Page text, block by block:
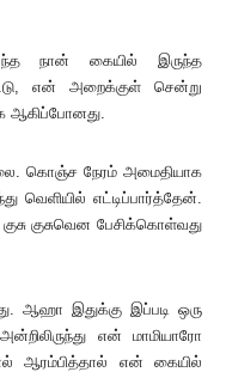
நான் கையில் இருந்த
என் அறைக்குள் சென்று
ஆகிப்போனது.
கொஞ்ச நேரம் அமைதியாக
வெளியில் எட்டிப்பார்த்தேன்.
குசுவென பேசிக்கொள்வது
ஆஹா இதுக்கு இப்படி ஒரு
என் மாமியாரோ
ஆரம்பித்தால் என் கையில்